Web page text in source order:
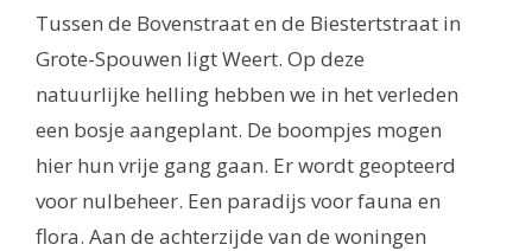
Tussen de Bovenstraat en de Biestertstraat in
Grote-Spouwen ligt Weert. Op deze
natuurlijke helling hebben we in het verleden
een bosje aangeplant. De boompjes mogen
hier hun vrije gang gaan. Er wordt geopteerd
voor nulbeheer. Een paradijs voor fauna en
flora. Aan de achterzijde van de woningen